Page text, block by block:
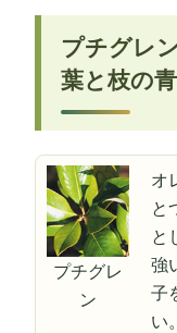
プチグレ
葉と枝の
プチグレ
ン
オ
と
と
強
子
い